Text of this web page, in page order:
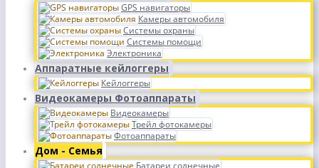
GPS навигаторы
Камеры автомобиля
Системы охраны
Системы помощи
Электроника
Аппаратные кейлоггеры
Кейлоггеры
Видеокамеры Фотоаппараты
Видеокамеры
Трейл фотокамеры
Фотоаппараты
Дом - Семья
Батареи солнечные